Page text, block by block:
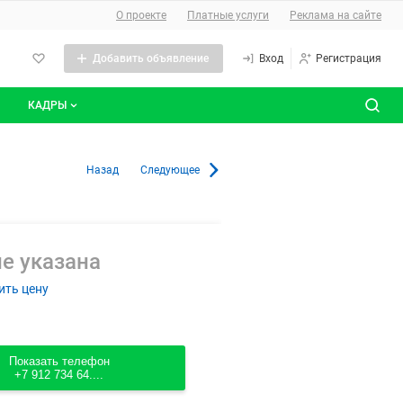
О сайте
О проекте Платные услуги Реклама на сайте
Добавить объявление Вход Регистрация
КАДРЫ
Лабытнанги
Назад Следующее
указана
цену
Показать телефон
+7 912 734 64....